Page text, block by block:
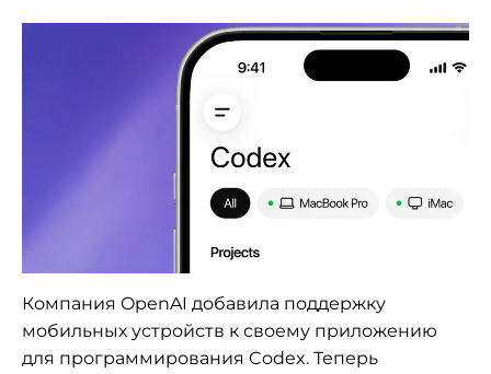
Компания OpenAI добавила поддержку
мобильных устройств к своему приложению
для программирования Codex. Теперь